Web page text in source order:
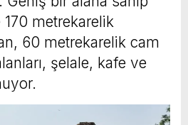
metrekarelik
60 metrekarelik cam
şelale, kafe ve